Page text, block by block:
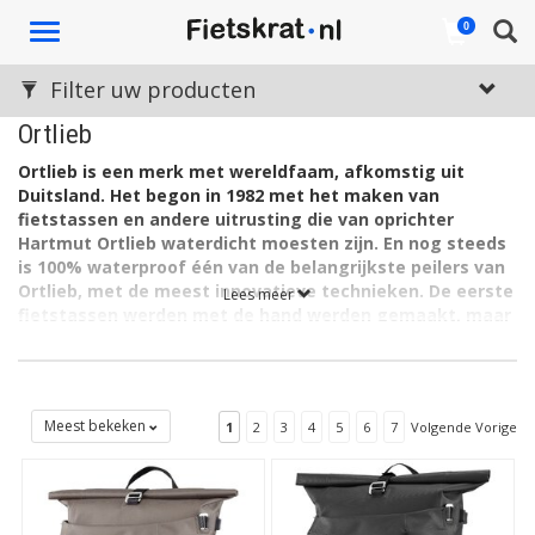
Toggle
0
Ortlieb
Ortlieb is een merk met wereldfaam, afkomstig uit
Duitsland. Het begon in 1982 met het maken van
fietstassen en andere uitrusting die van oprichter
Hartmut Ortlieb waterdicht moesten zijn. En nog steeds
is 100% waterproof één van de belangrijkste peilers van
Ortlieb, met de meest innovatieve technieken. De eerste
assortiment enorm uitgebreid en zijn de gebruikte
De producten van Ortlieb staan bekend om het oerdegelijke
materiaal en de perfect dichte afsluitingen, in de vorm van
rolsluitingen, waterdichte ritsen, klittenbandsluiting en
schuifsluitingen. Het design is mooi én heel herkenbaar, zonder
overdreven poespas, maar met strakke en subtiel gevarieerde
Lees meer
Filter uw producten
Meest bekeken 1 2 3 4 5 6 7 Volgende Vorige